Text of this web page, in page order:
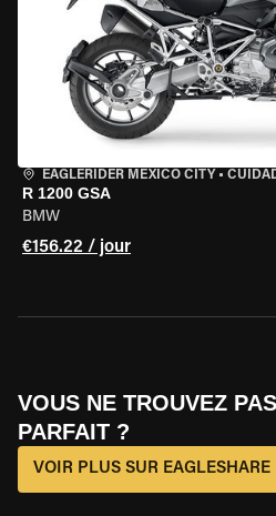
EAGLERIDER MEXICO CITY •
R 1200 GSA
BMW
€156.22 / jour
VOUS NE TROUVEZ
PARFAIT ?
VOIR PLUS SUR EAGLESHARE